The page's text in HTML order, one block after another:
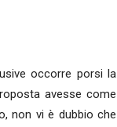
occorre porsi la
avesse come
non vi è dubbio che